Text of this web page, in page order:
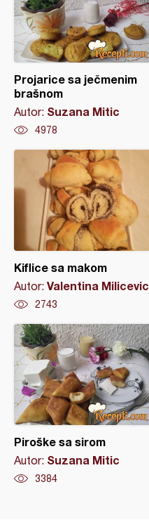
Projarice sa ječmenim
brašnom
Autor: Suzana Mitic
4978
Kiflice sa makom
Autor: Valentina Milicevic
2743
Piroške sa sirom
Autor: Suzana Mitic
3384